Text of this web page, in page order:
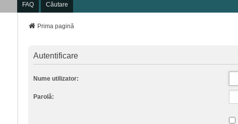
FAQ Căutare
Prima pagină
Autentificare
Nume utilizator:
Parolă: